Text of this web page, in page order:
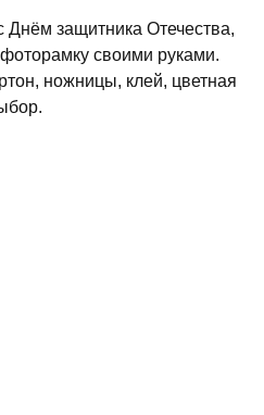
защитника Отечества,
своими руками.
ножницы, клей, цветная